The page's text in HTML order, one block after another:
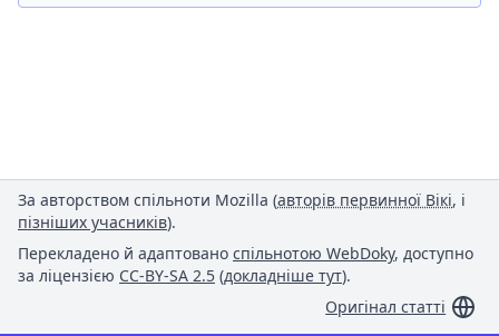
За авторством спільноти Mozilla (авторів первинної Вікі, і
пізніших учасників).
Перекладено й адаптовано спільнотою WebDoky, доступно
за ліцензією CC-BY-SA 2.5 (докладніше тут).
Оригінал статті